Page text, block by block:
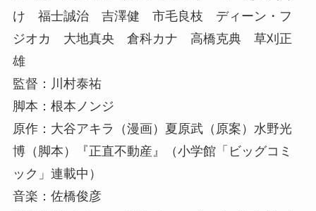
け 福士誠治 吉澤健 市毛良枝 ディーン・フ
ジオカ 大地真央 倉科カナ 高橋克典 草刈正
雄
監督：川村泰祐
脚本：根本ノンジ
原作：大谷アキラ（漫画）夏原武（原案）水野光
博（脚本）『正直不動産』（小学館「ビッグコミ
ック」連載中）
音楽：佐橋俊彦